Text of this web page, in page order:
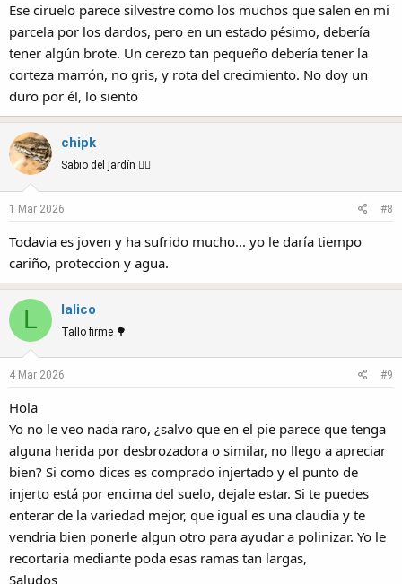
Ese ciruelo parece silvestre como los muchos que salen en mi
parcela por los dardos, pero en un estado pésimo, debería
tener algún brote. Un cerezo tan pequeño debería tener la
corteza marrón, no gris, y rota del crecimiento. No doy un
duro por él, lo siento
chipk
Sabio del jardín 🧙‍♂️
1 Mar 2026 #8
Todavia es joven y ha sufrido mucho... yo le daría tiempo
cariño, proteccion y agua.
L lalico
Tallo firme 🌳
4 Mar 2026 #9
Hola
Yo no le veo nada raro, ¿salvo que en el pie parece que tenga
alguna herida por desbrozadora o similar, no llego a apreciar
bien? Si como dices es comprado injertado y el punto de
injerto está por encima del suelo, dejale estar. Si te puedes
enterar de la variedad mejor, que igual es una claudia y te
vendria bien ponerle algun otro para ayudar a polinizar. Yo le
recortaria mediante poda esas ramas tan largas,
Saludos